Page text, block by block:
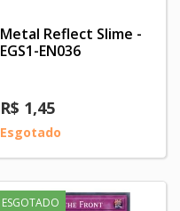
Metal Reflect Slime -
EGS1-EN036
R$ 1,45
Esgotado
ESGOTADO